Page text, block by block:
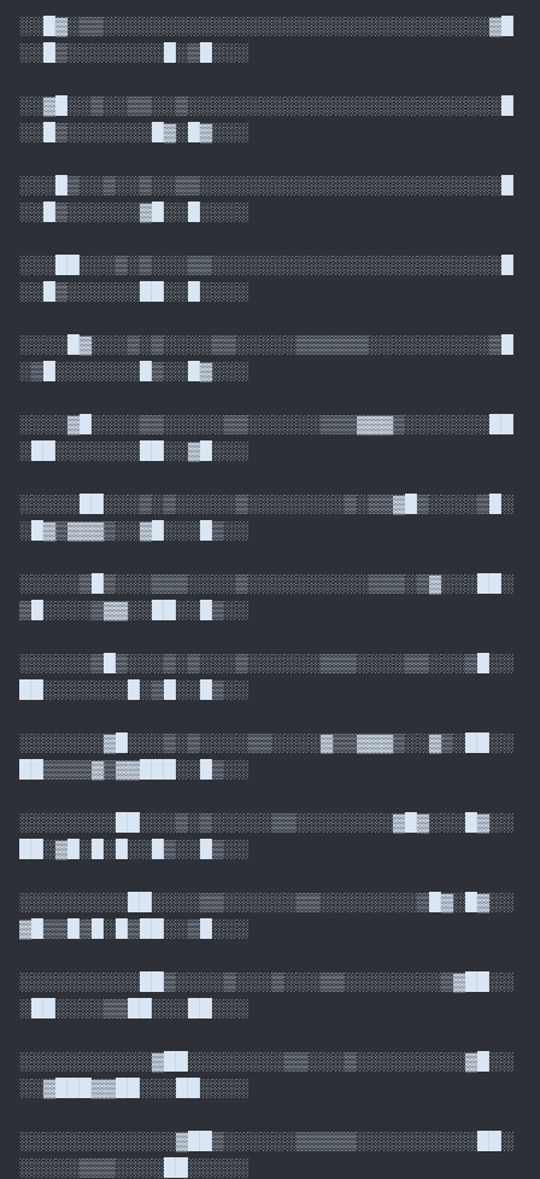
░░█▓░▒▒░░░░░░░░░░░░░░░░░░░░░░░░░░░░░░░░▓█
░░█▒░░░░░░░░█░▒█░░░
░░▓█░░▒░░▒▒░░▒░░░░░░░░░░░░░░░░░░░░░░░░░░█
░░█▒░░░░░░░█▓░█▓░░░
░░░█▒░░▒░░▒░░▒▒░░░░░░░░░░░░░░░░░░░░░░░░░█
░░█▒░░░░░░▓█░░█░░░░
░░░██░░░▒░▒░░░▒▒░░░░░░░░░░░░░░░░░░░░░░░░█
░░█▒░░░░░░██░░█░░░░
░░░░█▓░░░▒░▒░░░░▒▒░░░░░▒▒▒▒▒▒░░░░░░░░░░▒█
░▒█░░░░░░░█▒░░█▓░░░
░░░░▓█░░░░▒▒░░░░░▒▒░░░░░░▒▒▒▓▓▓▒░░░░░░░██
░██░░░░░░░██░░▓█░░░
░░░░░██░░░▒░▒░░░░░▒░░░░░░░░▒░▒▒▓█▒░░░░▒█░
░█▓▒▓▓▓▒░░▓█░░░█▒░░
░░░░░▒█▒░░░▒▒▒░░░░▒░░░░░░░░░░▒▒▒░▒▓░░░██░
▒█░░░░▒▓▓░░██░░█▒░░
░░░░░░▒█▒░░░▒░▒░░░▒░░░░░░▒▒▒░░░░▒▒░░░▒█░░
██░░░░░░░█░▒█░░█▒░░
░░░░░░░▓█░░░▒░▒░░░░▒▒░░░░▓▒▒▓▓▓▒░░▓▒░██░░
██▒▒▒▒▓▒▓▓███░░█▒░░
░░░░░░░░██░░░▒░▒░░░░░▒▒░░░░░░░░▓█▓░░░█▓░░
██░▓█░█░█░░█▒░░█▒░░
░░░░░░░░░██░░░░▒▒░░░░░░▒▒░░░░░░░░▒█▓░█▓░░
▓█▒▒█▒█░█▒██░░▒█░░░
░░░░░░░░░░██▒░░░░▒░░░▒░░░▒▒░░░░░░░░▒▓██░░
░██░░░░▒▒██░░░██░░░
░░░░░░░░░░░▓██░░░░░░░░▒▒░░░▒░░░░░░░░░▓█░░
░░▓███▓▓██░░░██░░░░
░░░░░░░░░░░░░▓██▒░░░░░░▒▒▒▒▒░░░░░░░░░░██░
░░░░░▒▒▒░░░░██░░░░░